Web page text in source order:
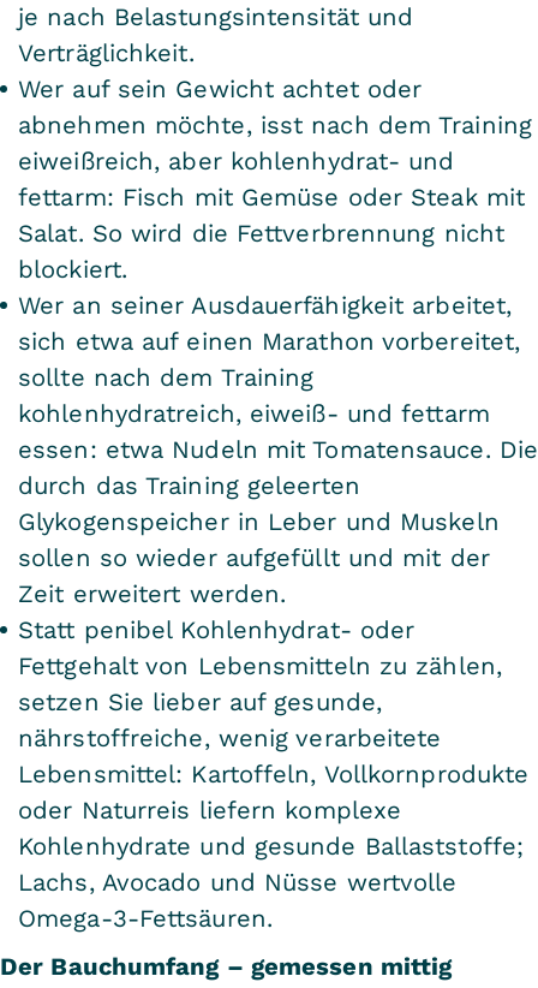
je nach Belastungsintensität und
Verträglichkeit.
Wer auf sein Gewicht achtet oder
abnehmen möchte, isst nach dem Training
eiweißreich, aber kohlenhydrat- und
fettarm: Fisch mit Gemüse oder Steak mit
Salat. So wird die Fettverbrennung nicht
blockiert.
Wer an seiner Ausdauerfähigkeit arbeitet,
sich etwa auf einen Marathon vorbereitet,
sollte nach dem Training
kohlenhydratreich, eiweiß- und fettarm
essen: etwa Nudeln mit Tomatensauce. Die
durch das Training geleerten
Glykogenspeicher in Leber und Muskeln
sollen so wieder aufgefüllt und mit der
Zeit erweitert werden.
Statt penibel Kohlenhydrat- oder
Fettgehalt von Lebensmitteln zu zählen,
setzen Sie lieber auf gesunde,
nährstoffreiche, wenig verarbeitete
Lebensmittel: Kartoffeln, Vollkornprodukte
oder Naturreis liefern komplexe
Kohlenhydrate und gesunde Ballaststoffe;
Lachs, Avocado und Nüsse wertvolle
Omega-3-Fettsäuren.
Der Bauchumfang – gemessen mittig